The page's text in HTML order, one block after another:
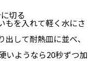
切る
もを入れて軽く水にさ
して耐熱皿に並べ、
いようなら20秒ずつ加